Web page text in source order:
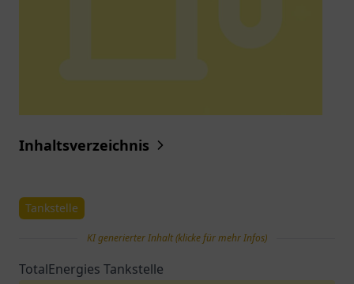
Inhaltsverzeichnis
Tankstelle
KI generierter Inhalt (klicke für mehr Infos)
TotalEnergies Tankstelle